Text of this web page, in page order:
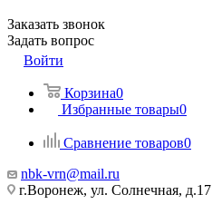
Заказать звонок
Задать вопрос
Войти
Корзина0
Избранные товары0
Сравнение товаров0
nbk-vrn@mail.ru
г.Воронеж, ул. Солнечная, д.17